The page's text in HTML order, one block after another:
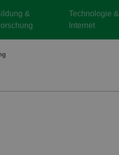
&
Technologie &
Internet